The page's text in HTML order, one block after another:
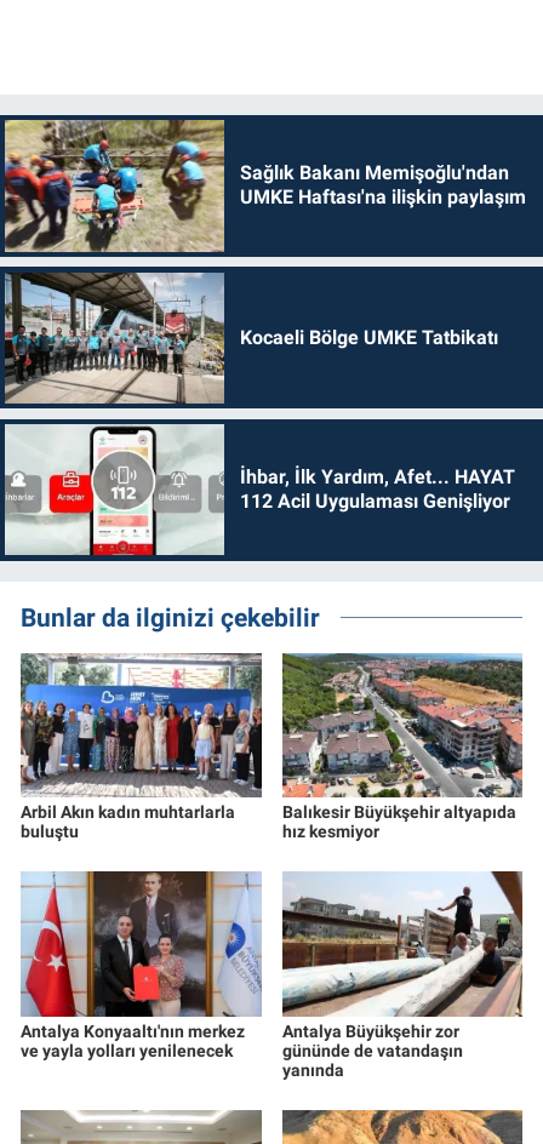
Sağlık Bakanı Memişoğlu'ndan
UMKE Haftası'na ilişkin paylaşım
Kocaeli Bölge UMKE Tatbikatı
İhbar, İlk Yardım, Afet... HAYAT
112 Acil Uygulaması Genişliyor
Bunlar da ilginizi çekebilir
Arbil Akın kadın muhtarlarla
buluştu
Balıkesir Büyükşehir altyapıda
hız kesmiyor
Antalya Konyaaltı'nın merkez
ve yayla yolları yenilenecek
Antalya Büyükşehir zor
gününde de vatandaşın
yanında